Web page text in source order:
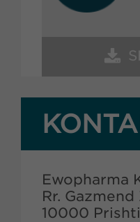
Ewopharma
Rr.
10000